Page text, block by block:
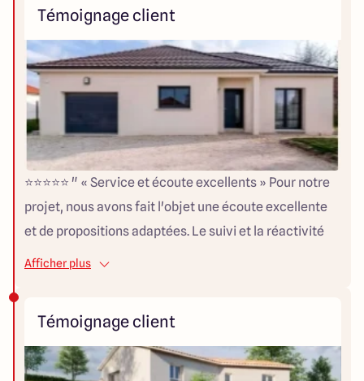
Témoignage client
⭐⭐⭐⭐⭐ " « Service et écoute excellents » Pour notre
projet, nous avons fait l'objet une écoute excellente
et de propositions adaptées. Le suivi et la réactivité
technique et administrative sont jusqu'à présent
Afficher plus
Témoignage client